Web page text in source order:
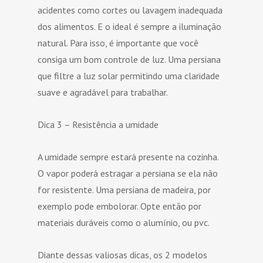
acidentes como cortes ou lavagem inadequada
dos alimentos. E o ideal é sempre a iluminação
natural. Para isso, é importante que você
consiga um bom controle de luz. Uma persiana
que filtre a luz solar permitindo uma claridade
suave e agradável para trabalhar.
Dica 3 – Resistência a umidade
A umidade sempre estará presente na cozinha.
O vapor poderá estragar a persiana se ela não
for resistente. Uma persiana de madeira, por
exemplo pode embolorar. Opte então por
materiais duráveis como o alumínio, ou pvc.
Diante dessas valiosas dicas, os 2 modelos